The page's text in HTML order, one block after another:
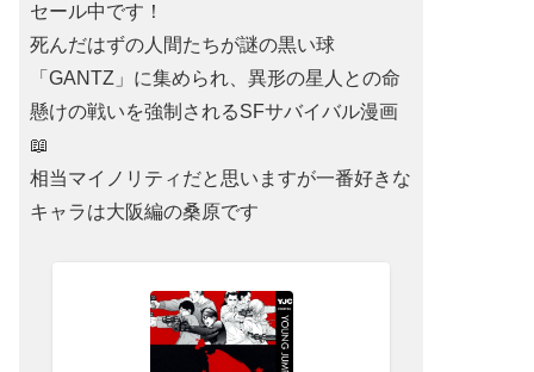
セール中です！
死んだはずの人間たちが謎の黒い球
「GANTZ」に集められ、異形の星人との命
懸けの戦いを強制されるSFサバイバル漫画
📖
相当マイノリティだと思いますが一番好きな
キャラは大阪編の桑原です